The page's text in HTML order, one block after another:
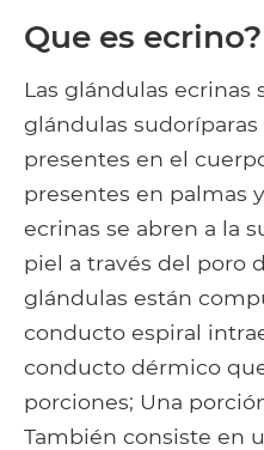
Que es ecrino?
Las glándulas ecrinas
glándulas
presentes en el
presentes en palmas
ecrinas se abren a la
piel a través del poro
glándulas están
conducto espiral
conducto dérmico
porciones; Una
También consiste en